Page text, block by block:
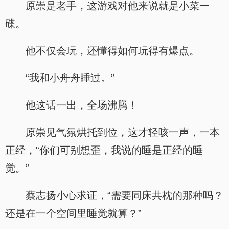
原崇是老手，这游戏对他来说就是小菜一
碟。
他不仅会玩，还懂得如何玩得有爆点。
“我和小舟舟睡过。”
他这话一出，全场沸腾！
原崇见气氛烘托到位，这才轻咳一声，一本
正经，“你们可别想歪，我说的睡是正经的睡
觉。”
蔡志扬小心求证，“需要同床共枕的那种吗？
还是在一个空间里睡觉就算？”